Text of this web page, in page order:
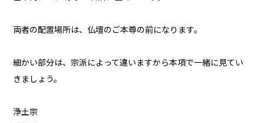
両者の配置場所は、仏壇のご本尊の前になります。
細かい部分は、宗派によって違いますから本項で一緒に見てい
きましょう。
浄土宗